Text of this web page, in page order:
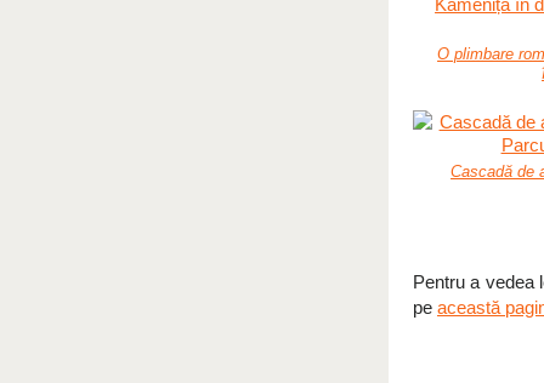
O plimbare
Cascadă de
Pentru a vedea
pe această